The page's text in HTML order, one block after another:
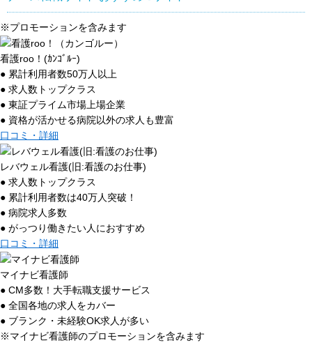
※プロモーションを含みます
看護roo！(ｶﾝｺﾞﾙｰ)
● 累計利用者数50万人以上
● 求人数トップクラス
● 東証プライム市場上場企業
● 資格が活かせる病院以外の求人も豊富
口コミ・詳細
レバウェル看護(旧:看護のお仕事)
● 求人数トップクラス
● 累計利用者数は40万人突破！
● 病院求人多数
● がっつり働きたい人におすすめ
口コミ・詳細
マイナビ看護師
● CM多数！大手転職支援サービス
● 全国各地の求人をカバー
● ブランク・未経験OK求人が多い
※マイナビ看護師のプロモーションを含みます